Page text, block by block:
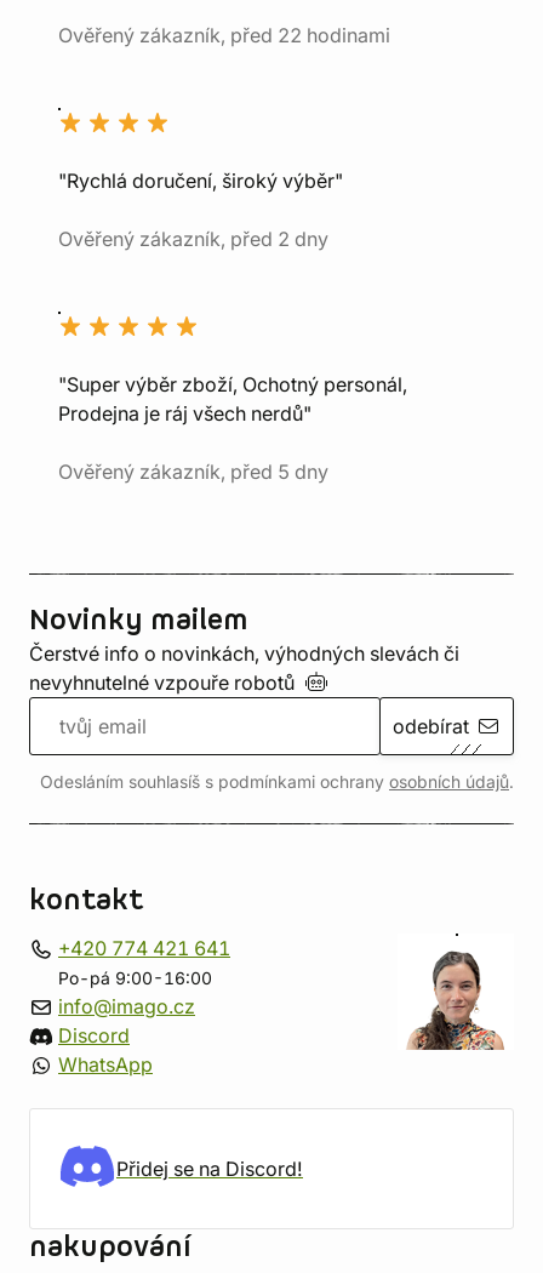
Ověřený zákazník, před 22 hodinami
"Rychlá doručení, široký výběr"
Ověřený zákazník, před 2 dny
"Super výběr zboží, Ochotný personál,
Prodejna je ráj všech nerdů"
Ověřený zákazník, před 5 dny
Novinky mailem
Čerstvé info o novinkách, výhodných slevách či
nevyhnutelné vzpouře robotů
odebírat
Odesláním souhlasíš s podmínkami ochrany osobních údajů.
kontakt
+420 774 421 641
Po-pá 9:00-16:00
info@imago.cz
Discord
WhatsApp
Přidej se na Discord!
nakupování